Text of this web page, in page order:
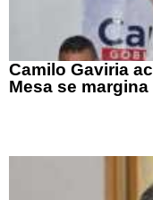
Camilo Gaviria
Mesa se margina